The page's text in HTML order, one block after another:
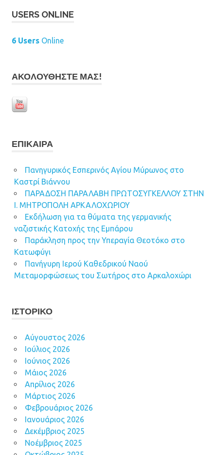
USERS ONLINE
6 Users Online
ΑΚΟΛΟΥΘΉΣΤΕ ΜΑΣ!
ΕΠΊΚΑΙΡΑ
Πανηγυρικός Εσπερινός Αγίου Μύρωνος στο
Καστρί Βιάννου
ΠΑΡΑΔΟΣΗ ΠΑΡΑΛΑΒΗ ΠΡΩΤΟΣΥΓΚΕΛΛΟΥ ΣΤΗΝ
Ι. ΜΗΤΡΟΠΟΛΗ ΑΡΚΑΛΟΧΩΡΙΟΥ
Εκδήλωση για τα θύματα της γερμανικής
ναζιστικής Κατοχής της Εμπάρου
Παράκληση προς την Υπεραγία Θεοτόκο στο
Κατωφύγι
Πανήγυρη Ιερού Καθεδρικού Ναού
Μεταμορφώσεως του Σωτήρος στο Αρκαλοχώρι
ΙΣΤΟΡΙΚΌ
Αύγουστος 2026
Ιούλιος 2026
Ιούνιος 2026
Μάιος 2026
Απρίλιος 2026
Μάρτιος 2026
Φεβρουάριος 2026
Ιανουάριος 2026
Δεκέμβριος 2025
Νοέμβριος 2025